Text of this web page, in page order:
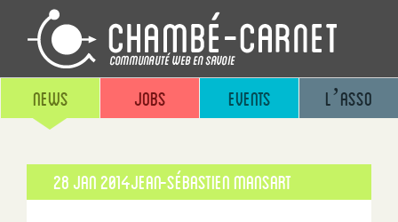
News Jobs Events L’asso
Publié
28 Jan 2014Jean-sébastien Mansart